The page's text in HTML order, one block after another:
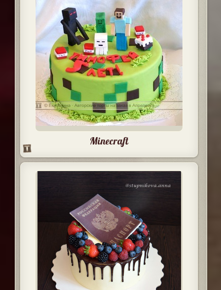
Minecraft